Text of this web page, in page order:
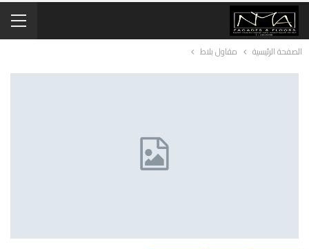
الصفحة الرئيسية مقاول بلاط